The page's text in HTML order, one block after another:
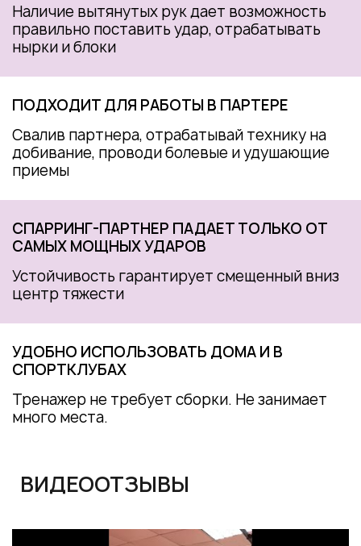
Наличие вытянутых рук дает возможность
правильно поставить удар, отрабатывать
нырки и блоки
ПОДХОДИТ ДЛЯ РАБОТЫ В ПАРТЕРЕ
Свалив партнера, отрабатывай технику на
добивание, проводи болевые и удушающие
приемы
СПАРРИНГ-ПАРТНЕР ПАДАЕТ ТОЛЬКО ОТ
САМЫХ МОЩНЫХ УДАРОВ
Устойчивость гарантирует смещенный вниз
центр тяжести
УДОБНО ИСПОЛЬЗОВАТЬ ДОМА И В
СПОРТКЛУБАХ
Тренажер не требует сборки. Не занимает
много места.
ВИДЕООТЗЫВЫ